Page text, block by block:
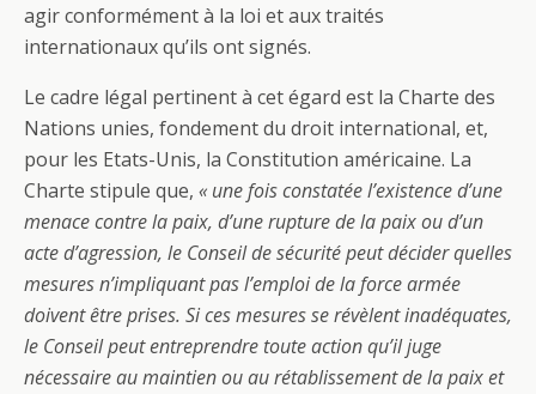
agir conformément à la loi et aux traités
internationaux qu’ils ont signés.
Le cadre légal pertinent à cet égard est la Charte des
Nations unies, fondement du droit international, et,
pour les Etats-Unis, la Constitution américaine. La
Charte stipule que, « une fois constatée l’existence d’une
menace contre la paix, d’une rupture de la paix ou d’un
acte d’agression, le Conseil de sécurité peut décider quelles
mesures n’impliquant pas l’emploi de la force armée
doivent être prises. Si ces mesures se révèlent inadéquates,
le Conseil peut entreprendre toute action qu’il juge
nécessaire au maintien ou au rétablissement de la paix et